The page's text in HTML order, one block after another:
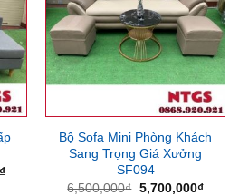
Giá
Bộ Sofa Mini Phòng Khách
Sang Trọng Giá Xưởng
SF094
6,500,000₫ Giá
5,700,000₫Giá